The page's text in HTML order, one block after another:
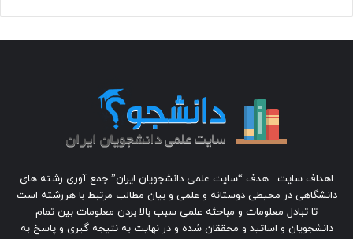
اهداف سایت : هدف “سایت علمی دانشجویان ایران” جمع آوری رشته های
دانشگاهی در محیطی دوستانه و علمی و بیان مطالب مرتبط با هررشته است
تا تبادل معلومات و مباحثه علمی سبب بالا بردن معلومات بین تمام
دانشجویان و اساتید و محققان شده و در نهایت به نتیجه گیری و پاسخ به